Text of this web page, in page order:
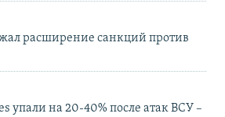
расширение санкций против
упали на 20-40% после атак ВСУ –